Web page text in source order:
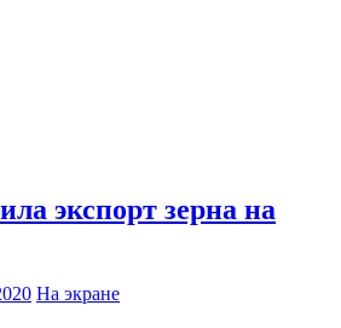
экспорт зерна на
На экране